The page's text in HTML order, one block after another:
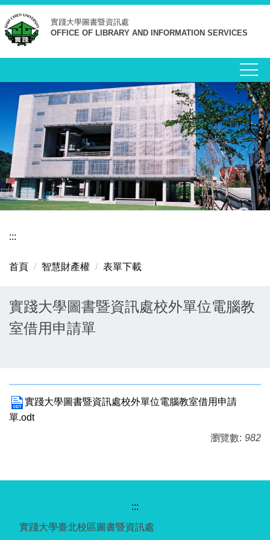
跳
到
主
要
實踐大學圖書暨資訊處
OFFICE OF LIBRARY AND INFORMATION SERVICES
:::
首頁 智慧財產權 表單下載
實踐大學圖書暨資訊處校外單位電腦教
室借用申請單
實踐大學圖書暨資訊處校外單位電腦教室借用申請
單.odt
瀏覽數: 982
:::
實踐大學臺北校區圖書暨資訊處